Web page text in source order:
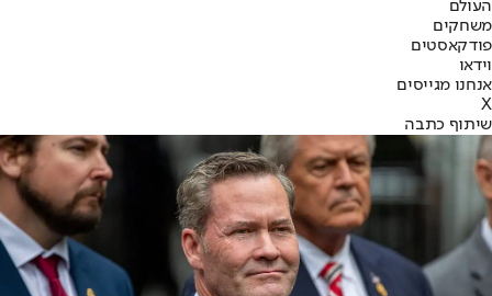
העולם
משחקים
פודקאסטים
וידאו
אנחנו מגייסים
X
שיתוף כתבה